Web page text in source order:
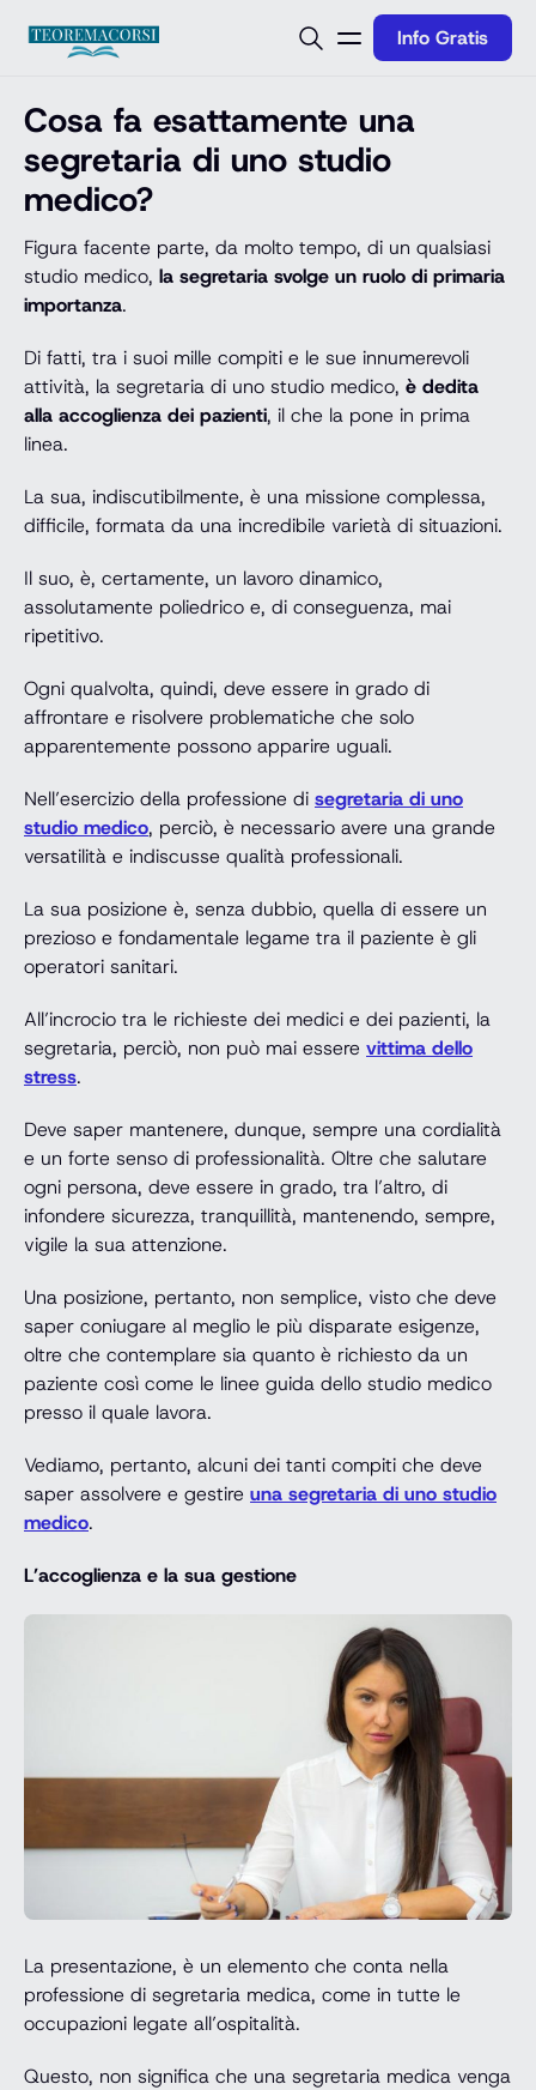
Info Gratis
Cosa fa esattamente una
segretaria di uno studio
medico?
Figura facente parte, da molto tempo, di un qualsiasi
studio medico, la segretaria svolge un ruolo di primaria
importanza.
Di fatti, tra i suoi mille compiti e le sue innumerevoli
attività, la segretaria di uno studio medico, è dedita
alla accoglienza dei pazienti, il che la pone in prima
linea.
La sua, indiscutibilmente, è una missione complessa,
difficile, formata da una incredibile varietà di situazioni.
Il suo, è, certamente, un lavoro dinamico,
assolutamente poliedrico e, di conseguenza, mai
ripetitivo.
Ogni qualvolta, quindi, deve essere in grado di
affrontare e risolvere problematiche che solo
apparentemente possono apparire uguali.
Nell’esercizio della professione di segretaria di uno
studio medico, perciò, è necessario avere una grande
versatilità e indiscusse qualità professionali.
La sua posizione è, senza dubbio, quella di essere un
prezioso e fondamentale legame tra il paziente è gli
operatori sanitari.
All’incrocio tra le richieste dei medici e dei pazienti, la
segretaria, perciò, non può mai essere vittima dello
stress.
Deve saper mantenere, dunque, sempre una cordialità
e un forte senso di professionalità. Oltre che salutare
ogni persona, deve essere in grado, tra l’altro, di
infondere sicurezza, tranquillità, mantenendo, sempre,
vigile la sua attenzione.
Una posizione, pertanto, non semplice, visto che deve
saper coniugare al meglio le più disparate esigenze,
oltre che contemplare sia quanto è richiesto da un
paziente così come le linee guida dello studio medico
presso il quale lavora.
Vediamo, pertanto, alcuni dei tanti compiti che deve
saper assolvere e gestire una segretaria di uno studio
medico.
L’accoglienza e la sua gestione
La presentazione, è un elemento che conta nella
professione di segretaria medica, come in tutte le
occupazioni legate all’ospitalità.
Questo, non significa che una segretaria medica venga